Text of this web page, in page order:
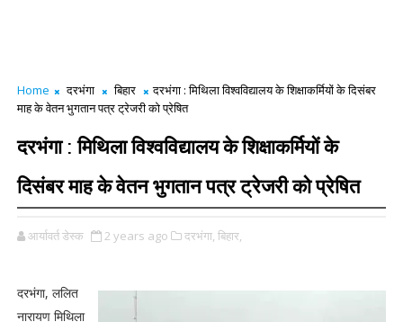
Home दरभंगा बिहार
दरभंगा : मिथिला विश्वविद्यालय के शिक्षाकर्मियों के दिसंबर
माह के वेतन भुगतान पत्र ट्रेजरी को प्रेषित
दरभंगा : मिथिला विश्वविद्यालय के शिक्षाकर्मियों के
दिसंबर माह के वेतन भुगतान पत्र ट्रेजरी को प्रेषित
आर्यावर्त डेस्क 2 years ago दरभंगा, बिहार,
दरभंगा, ललित
नारायण मिथिला